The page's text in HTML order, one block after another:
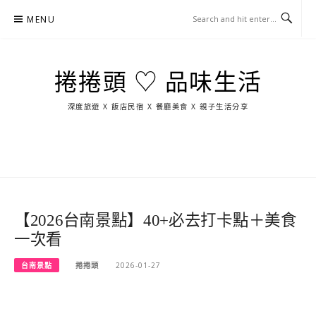
MENU
捲捲頭 ♡ 品味生活
深度旅遊 X 飯店民宿 X 餐廳美食 X 親子生活分享
【2026台南景點】40+必去打卡點＋美食
一次看
台南景點 捲捲頭 2026-01-27